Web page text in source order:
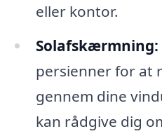
eller kontor.
Solafskærmning:
persienner for at
gennem dine
kan rådgive dig